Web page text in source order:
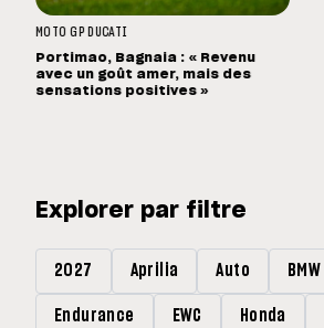
MOTO GP DUCATI
Portimao, Bagnaia : « Revenu
avec un goût amer, mais des
sensations positives »
Explorer par filtre
2027 Aprilia Auto BMW
Endurance EWC Honda